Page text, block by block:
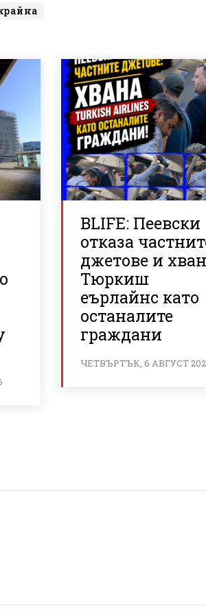
BLIFE: Пеевски
отказа
джетове и
Тюркиш
еърлайнс като
останалите
граждани
ЧЕТВЪРТЪК, 6 АВГУСТ